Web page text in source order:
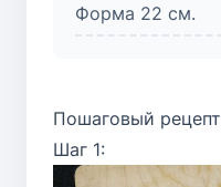
Форма 22 см.
Пошаговый рецепт
Шаг 1: